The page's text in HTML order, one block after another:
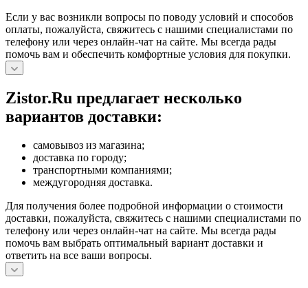
Если у вас возникли вопросы по поводу условий и способов
оплаты, пожалуйста, свяжитесь с нашими специалистами по
телефону или через онлайн-чат на сайте. Мы всегда рады
помочь вам и обеспечить комфортные условия для покупки.
Zistor.Ru предлагает несколько
вариантов доставки:
самовывоз из магазина;
доставка по городу;
транспортными компаниями;
междугородняя доставка.
Для получения более подробной информации о стоимости
доставки, пожалуйста, свяжитесь с нашими специалистами по
телефону или через онлайн-чат на сайте. Мы всегда рады
помочь вам выбрать оптимальный вариант доставки и
ответить на все ваши вопросы.